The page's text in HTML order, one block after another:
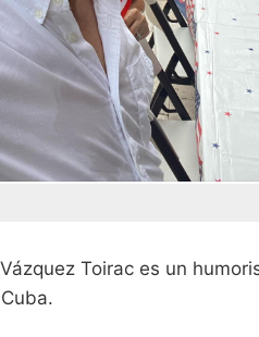
Toirac es un